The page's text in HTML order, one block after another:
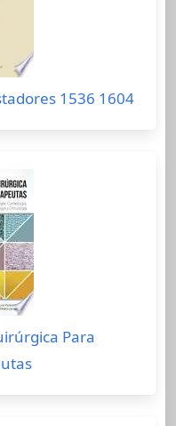
1536 1604
Para